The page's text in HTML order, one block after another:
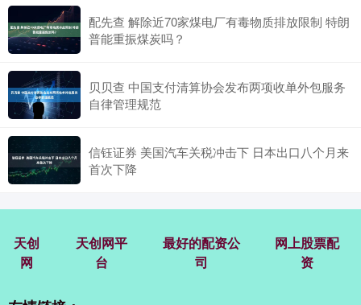
配先查 解除近70家煤电厂有毒物质排放限制 特朗
普能重振煤炭吗？
贝贝查 中国支付清算协会发布两项收单外包服务
自律管理规范
信钰证券 美国汽车关税冲击下 日本出口八个月来
首次下降
天创
网
天创网平
台
最好的配资公
司
网上股票配
资